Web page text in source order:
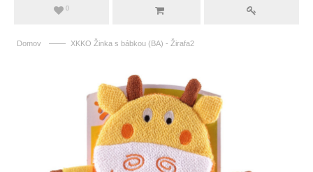
0
Domov —— XKKO Žinka s bábkou (BA) - Žirafa2